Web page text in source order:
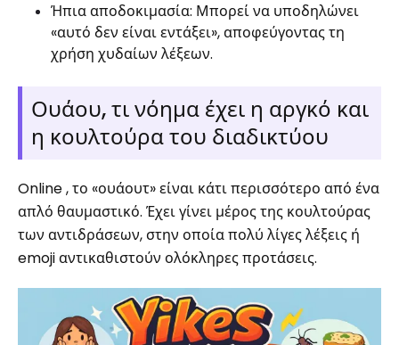
Ήπια αποδοκιμασία: Μπορεί να υποδηλώνει
«αυτό δεν είναι εντάξει», αποφεύγοντας τη
χρήση χυδαίων λέξεων.
Ουάου, τι νόημα έχει η αργκό και
η κουλτούρα του διαδικτύου
Online , το «ουάουτ» είναι κάτι περισσότερο από ένα
απλό θαυμαστικό. Έχει γίνει μέρος της κουλτούρας
των αντιδράσεων, στην οποία πολύ λίγες λέξεις ή
emoji αντικαθιστούν ολόκληρες προτάσεις.